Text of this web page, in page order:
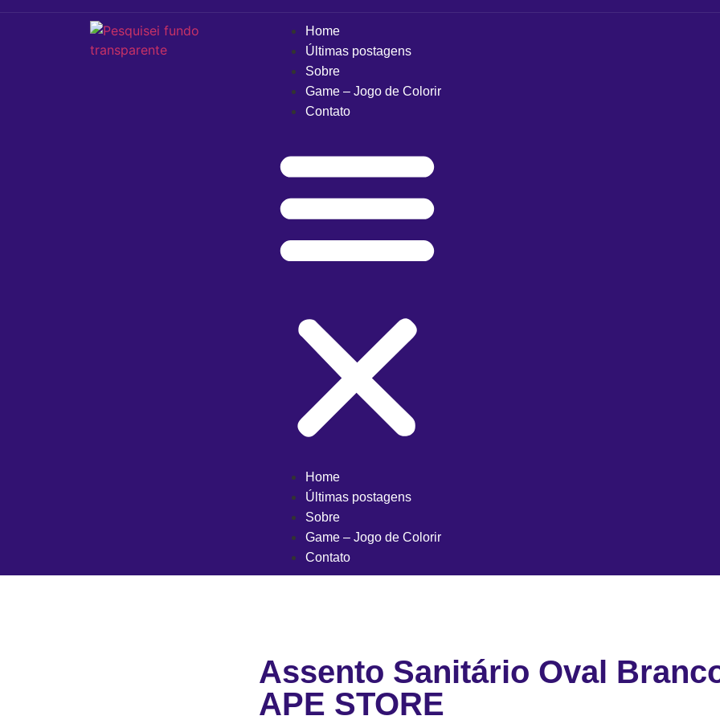
Home
Últimas postagens
Sobre
Game – Jogo de Colorir
Contato
Home
Últimas postagens
Sobre
Game – Jogo de Colorir
Contato
Assento Sanitário Oval
APE STORE